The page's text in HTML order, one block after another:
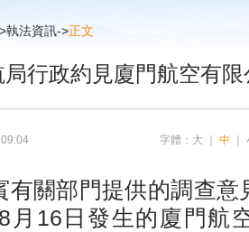
執法資訊->正文
局行政約見廈門航空有限
字體： 大 中
關部門提供的調查意
月16日發生的廈門航